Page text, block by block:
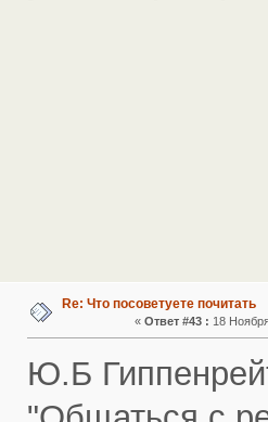
Re: Что посоветуете почитать
« Ответ #43 : 18
Ю.Б